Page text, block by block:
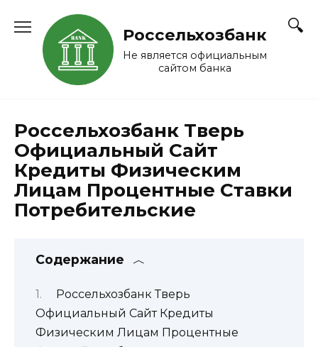
содержанию
Россельхозбанк
Не является официальным
сайтом банка
Россельхозбанк Тверь
Официальный Сайт
Кредиты Физическим
Лицам Процентные Ставки
Потребительские
Содержание
Россельхозбанк Тверь
Официальный Сайт Кредиты
Физическим Лицам Процентные